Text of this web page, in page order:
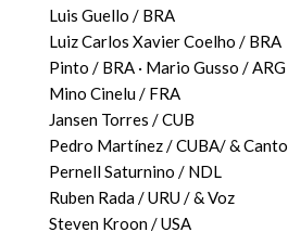
Luis Guello / BRA
Luiz Carlos Xavier Coelho / BRA
Pinto / BRA · Mario Gusso / ARG
Mino Cinelu / FRA
Jansen Torres / CUB
Pedro Martínez / CUBA/ & Canto
Pernell Saturnino / NDL
Ruben Rada / URU / & Voz
Steven Kroon / USA